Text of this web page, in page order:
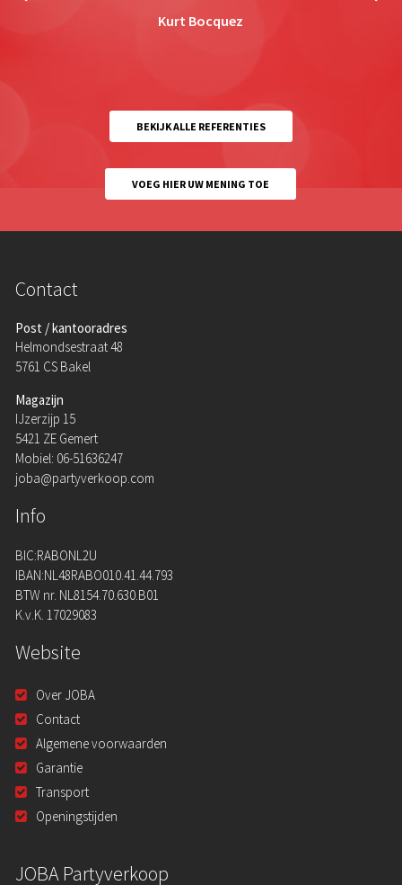
Kurt Bocquez
BEKIJK ALLE REFERENTIES
VOEG HIER UW MENING TOE
Contact
Post / kantooradres
Helmondsestraat 48
5761 CS Bakel
Magazijn
IJzerzijp 15
5421 ZE Gemert
Mobiel: 06-51636247
joba@partyverkoop.com
Info
BIC:RABONL2U
IBAN:NL48RABO010.41.44.793
BTW nr. NL8154.70.630.B01
K.v.K. 17029083
Website
Over JOBA
Contact
Algemene voorwaarden
Garantie
Transport
Openingstijden
JOBA Partyverkoop